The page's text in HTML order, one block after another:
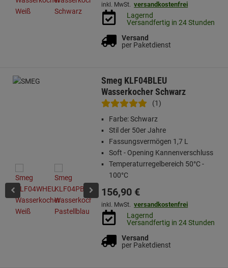
inkl. MwSt. versandkostenfrei
Lagernd
Versandfertig in 24 Stunden
Versand
per Paketdienst
Smeg KLF04BLEU
Wasserkocher Schwarz
(1)
Farbe: Schwarz
Stil der 50er Jahre
Fassungsvermögen 1,7 L
Soft - Opening Kannenverschluss
Temperaturregelbereich 50°C -
100°C
156,90 €
inkl. MwSt. versandkostenfrei
Lagernd
Versandfertig in 24 Stunden
Versand
per Paketdienst